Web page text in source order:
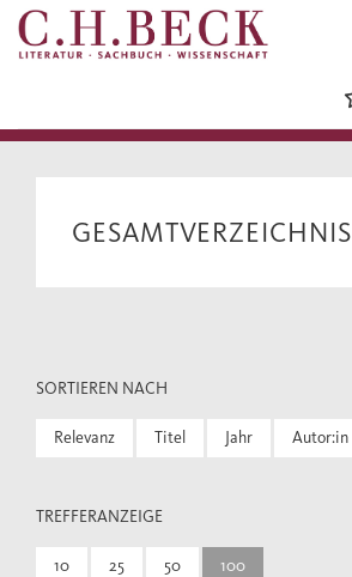
GESAMTVERZEICHNIS
SORTIEREN NACH
Relevanz Titel Jahr Autor:in
TREFFERANZEIGE
10 25 50 100